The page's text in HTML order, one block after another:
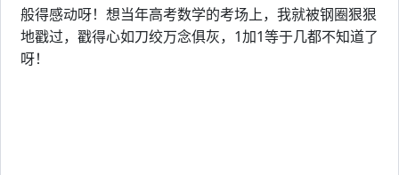
般得感动呀！想当年高考数学的考场上，我就被钢圈狠狠
地戳过，戳得心如刀绞万念俱灰，1加1等于几都不知道了
呀！